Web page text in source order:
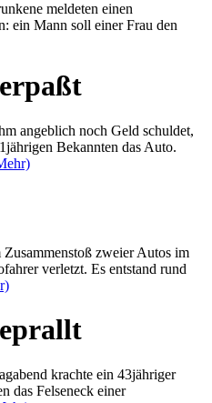
meldeten einen
ein Mann soll einer Frau den
angeblich noch Geld schuldet,
Bekannten das Auto.
Zusammenstoß zweier Autos im
verletzt. Es entstand rund
krachte ein 43jähriger
das Felseneck einer